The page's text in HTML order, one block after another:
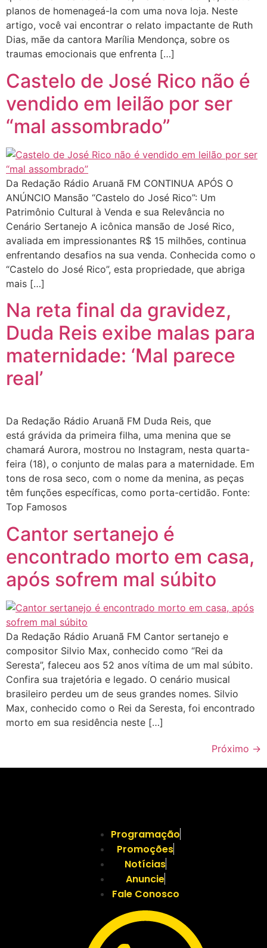
planos de homenageá-la com uma nova loja. Neste
artigo, você vai encontrar o relato impactante de Ruth
Dias, mãe da cantora Marília Mendonça, sobre os
traumas emocionais que enfrenta […]
Castelo de José Rico não é
vendido em leilão por ser
“mal assombrado”
Da Redação Rádio Aruanã FM CONTINUA APÓS O
ANÚNCIO Mansão “Castelo do José Rico”: Um
Patrimônio Cultural à Venda e sua Relevância no
Cenário Sertanejo A icônica mansão de José Rico,
avaliada em impressionantes R$ 15 milhões, continua
enfrentando desafios na sua venda. Conhecida como o
“Castelo do José Rico”, esta propriedade, que abriga
mais […]
Na reta final da gravidez,
Duda Reis exibe malas para
maternidade: ‘Mal parece
real’
Da Redação Rádio Aruanã FM Duda Reis, que
está grávida da primeira filha, uma menina que se
chamará Aurora, mostrou no Instagram, nesta quarta-
feira (18), o conjunto de malas para a maternidade. Em
tons de rosa seco, com o nome da menina, as peças
têm funções específicas, como porta-certidão. Fonte:
Top Famosos
Cantor sertanejo é
encontrado morto em casa,
após sofrem mal súbito
Da Redação Rádio Aruanã FM Cantor sertanejo e
compositor Silvio Max, conhecido como “Rei da
Seresta”, faleceu aos 52 anos vítima de um mal súbito.
Confira sua trajetória e legado. O cenário musical
brasileiro perdeu um de seus grandes nomes. Silvio
Max, conhecido como o Rei da Seresta, foi encontrado
morto em sua residência neste […]
Próximo →
Programação
Promoções
Notícias
Anuncie
Fale Conosco